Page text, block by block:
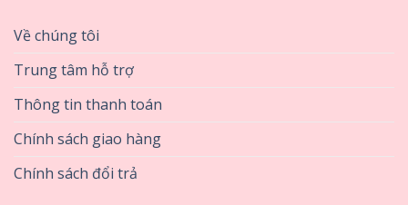
Về chúng tôi
Trung tâm hỗ trợ
Thông tin thanh toán
Chính sách giao hàng
Chính sách đổi trả